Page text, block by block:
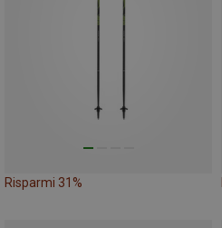
Risparmi 31%